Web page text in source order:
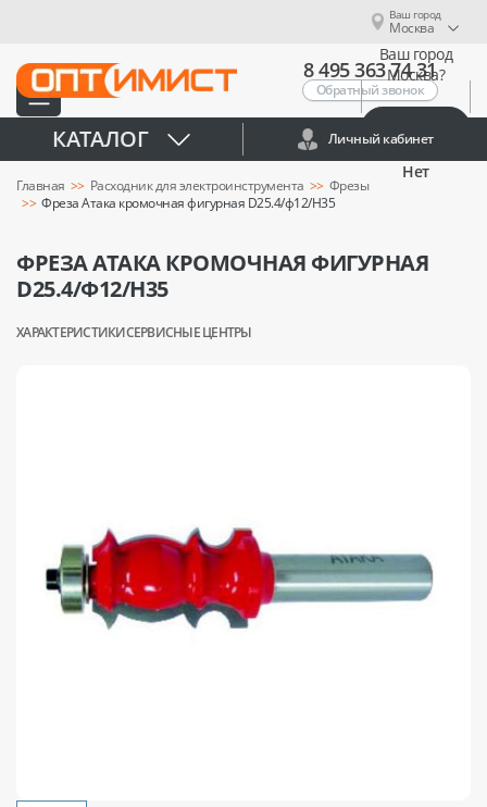
Ваш город
Москва
Ваш город
Москва?
Нет
8 495 363 74 31
Обратный звонок
КАТАЛОГ Личный кабинет
Главная Расходник для электроинструмента
Фрезы
Фреза Атака кромочная фигурная D25.4/ф12/H35
ФРЕЗА АТАКА КРОМОЧНАЯ ФИГУРНАЯ
D25.4/Ф12/H35
ХАРАКТЕРИСТИКИСЕРВИСНЫЕ ЦЕНТРЫ